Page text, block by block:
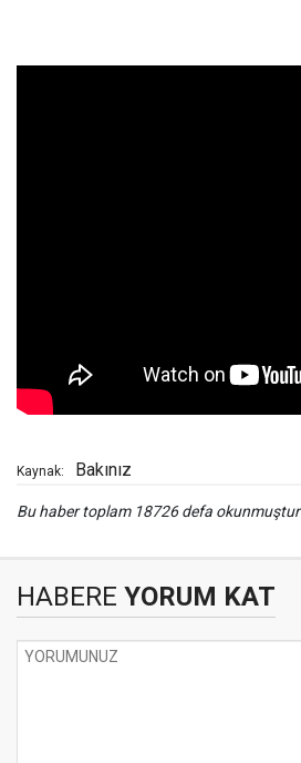
Kaynak: Bakınız
Bu haber toplam 18726 defa okunmuştur
HABERE YORUM KAT